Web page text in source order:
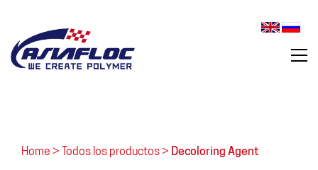
Home > Todos los productos > Decoloring Agent